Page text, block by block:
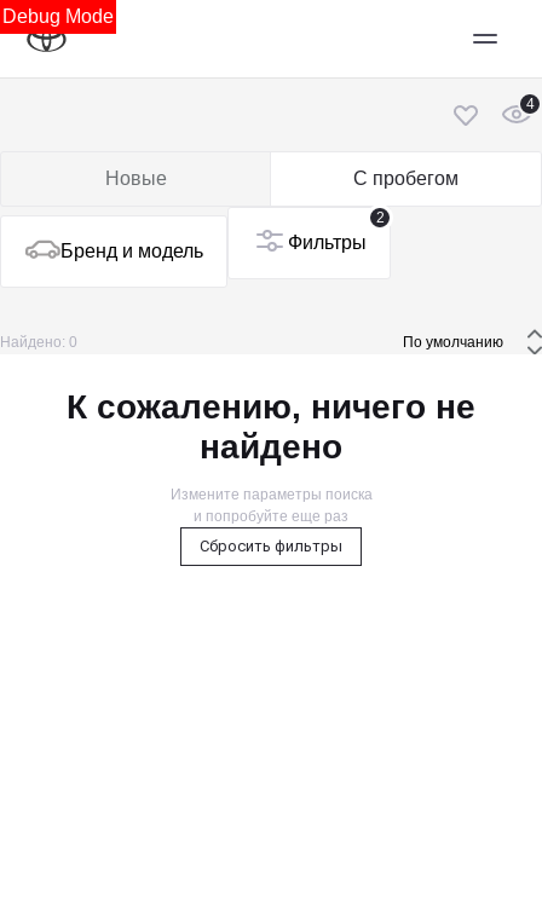
Debug Mode
4
Новые С пробегом
Бренд и модель
2
Фильтры
Найдено: 0
К сожалению, ничего не
найдено
Измените параметры поиска
и попробуйте еще раз
Сбросить фильтры